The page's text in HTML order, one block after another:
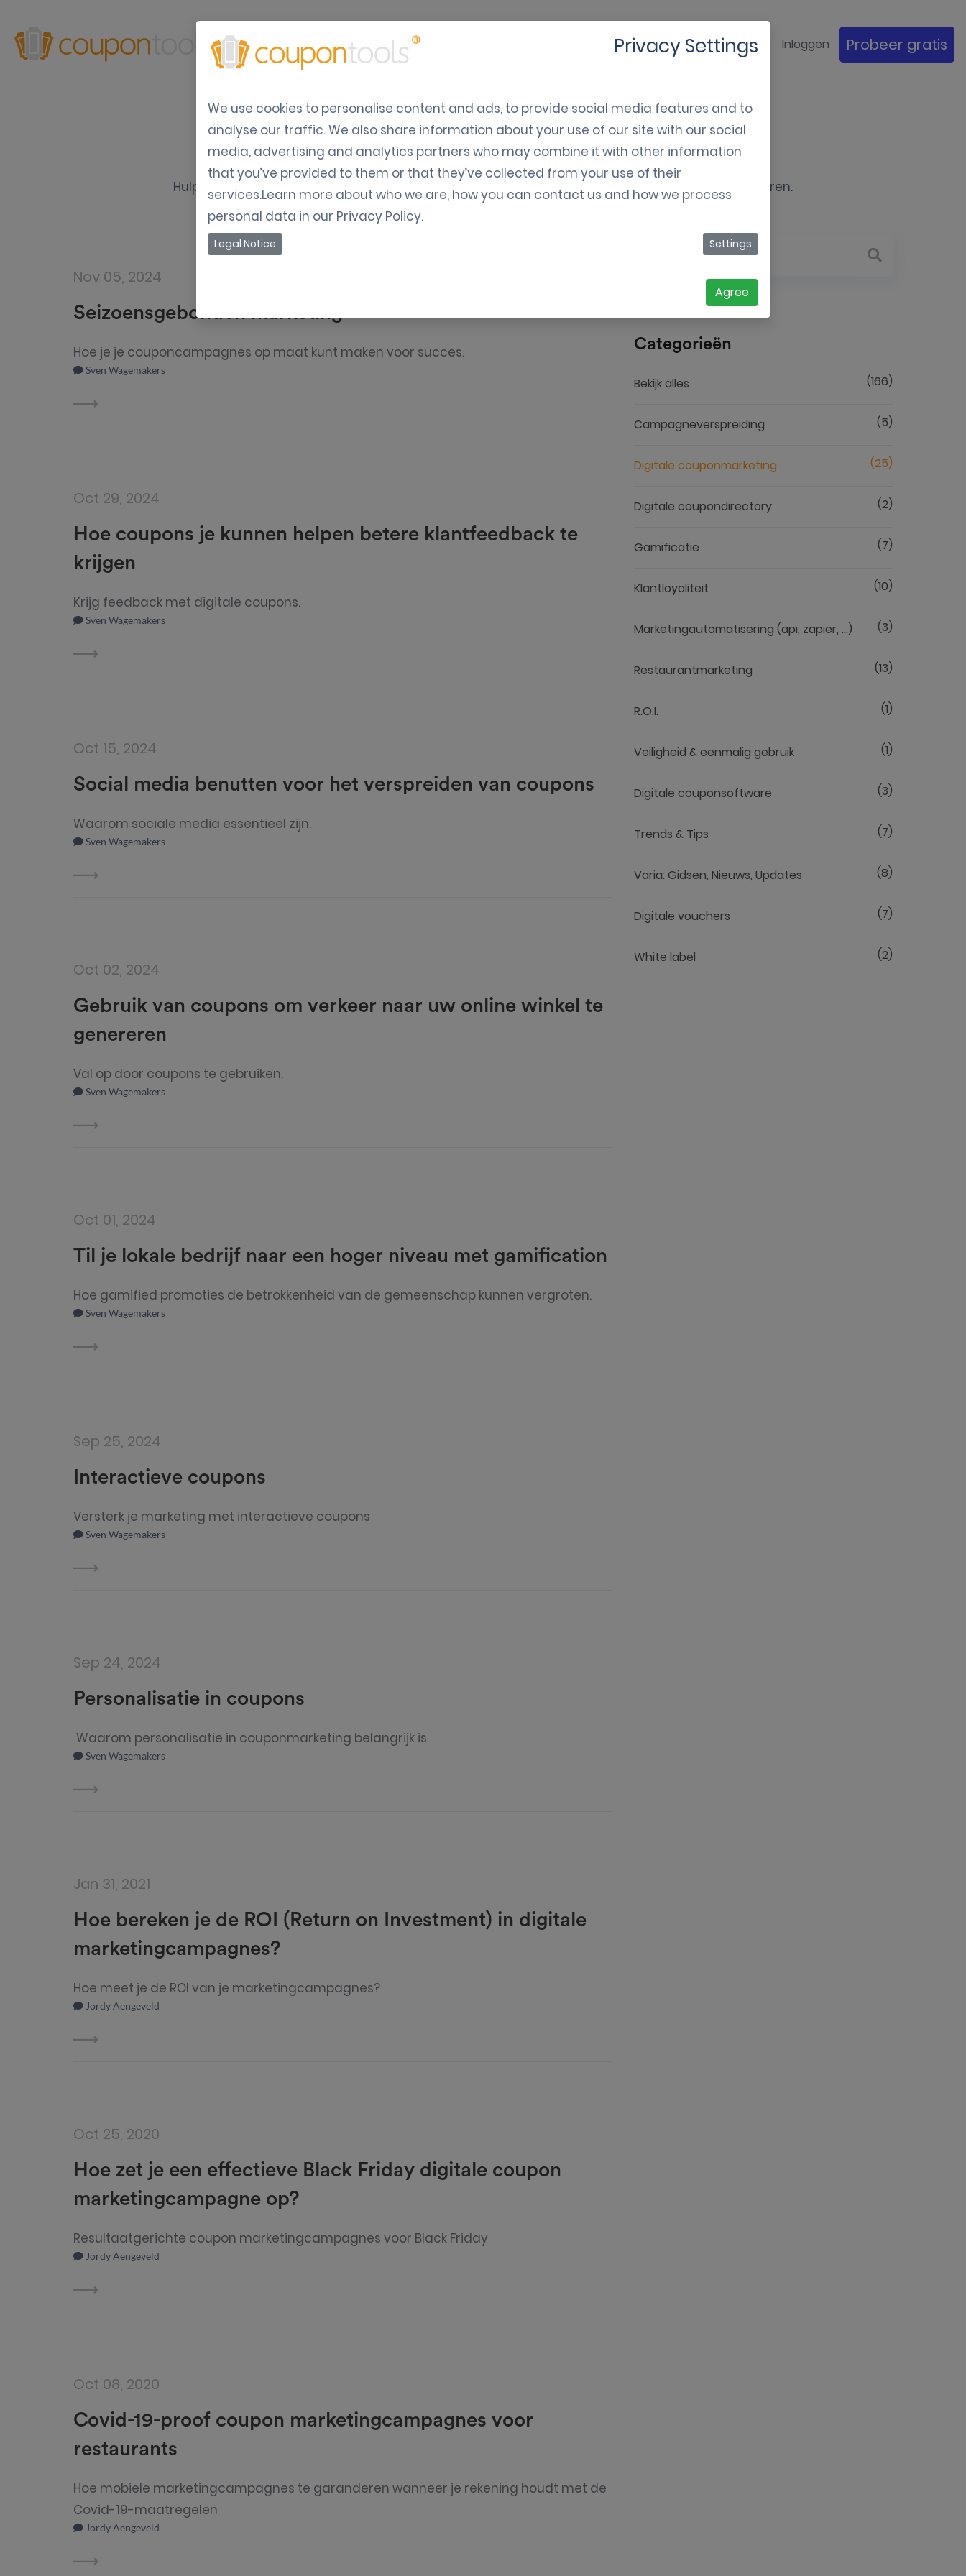
Producten Oplossingen Klantverhalen Bedrijf Inloggen Probeer gratis
Digitale couponmarketing
Hulpmiddelen, info en richtlijnen over hoe je digitale couponmarketing kunt starten of optimaliseren.
Nov 05, 2024
Seizoensgebonden marketing
Hoe je je couponcampagnes op maat kunt maken voor succes.
Sven Wagemakers
Oct 29, 2024
Hoe coupons je kunnen helpen betere klantfeedback te
krijgen
Krijg feedback met digitale coupons.
Sven Wagemakers
Oct 15, 2024
Social media benutten voor het verspreiden van coupons
Waarom sociale media essentieel zijn.
Sven Wagemakers
Oct 02, 2024
Gebruik van coupons om verkeer naar uw online winkel te
genereren
Val op door coupons te gebruiken.
Sven Wagemakers
Oct 01, 2024
Til je lokale bedrijf naar een hoger niveau met gamification
Hoe gamified promoties de betrokkenheid van de gemeenschap kunnen vergroten.
Sven Wagemakers
Sep 25, 2024
Interactieve coupons
Versterk je marketing met interactieve coupons
Sven Wagemakers
Sep 24, 2024
Personalisatie in coupons
Waarom personalisatie in couponmarketing belangrijk is.
Sven Wagemakers
Jan 31, 2021
Hoe bereken je de ROI (Return on Investment) in digitale
marketingcampagnes?
Hoe meet je de ROI van je marketingcampagnes?
Jordy Aengeveld
Oct 25, 2020
Hoe zet je een effectieve Black Friday digitale coupon
marketingcampagne op?
Resultaatgerichte coupon marketingcampagnes voor Black Friday
Jordy Aengeveld
Oct 08, 2020
Covid-19-proof coupon marketingcampagnes voor
restaurants
Hoe mobiele marketingcampagnes te garanderen wanneer je rekening houdt met de
Covid-19-maatregelen
Jordy Aengeveld
Categorieën
Bekijk alles (166)
Campagneverspreiding (5)
Digitale couponmarketing (25)
Digitale coupondirectory (2)
Gamificatie (7)
Klantloyaliteit (10)
Marketingautomatisering (api, zapier, ...) (3)
Restaurantmarketing (13)
R.O.I. (1)
Veiligheid & eenmalig gebruik (1)
Digitale couponsoftware (3)
Trends & Tips (7)
Varia: Gidsen, Nieuws, Updates (8)
Digitale vouchers (7)
White label (2)
Privacy Settings
We use cookies to personalise content and ads, to provide social media features and to
analyse our traffic. We also share information about your use of our site with our social
media, advertising and analytics partners who may combine it with other information
that you’ve provided to them or that they’ve collected from your use of their
services.Learn more about who we are, how you can contact us and how we process
personal data in our Privacy Policy.
Legal Notice Settings
Agree